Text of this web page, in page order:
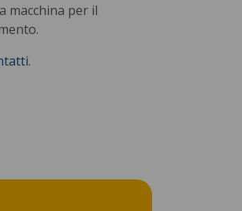
macchina per il
.